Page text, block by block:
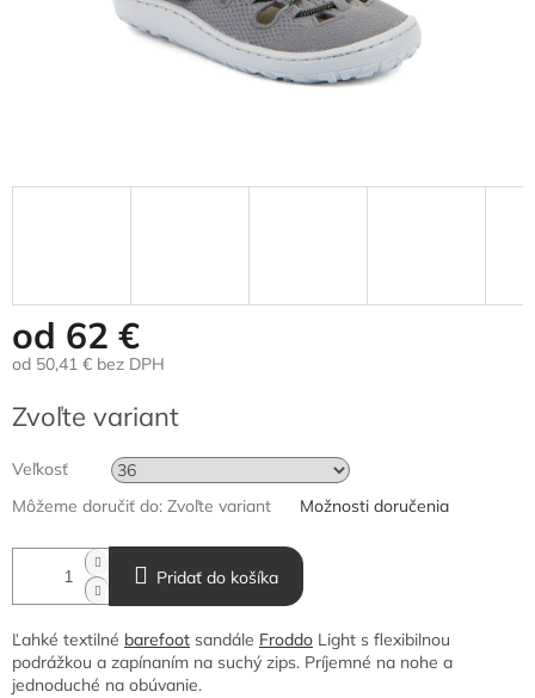
od 62 €
od 50,41 € bez DPH
cena:
Zvoľte variant
Veľkosť
Môžeme doručiť do: Zvoľte variant Možnosti doručenia
Pridať do košíka
Ľahké textilné barefoot sandále Froddo Light s flexibilnou
podrážkou a zapínaním na suchý zips. Príjemné na nohe a
jednoduché na obúvanie.